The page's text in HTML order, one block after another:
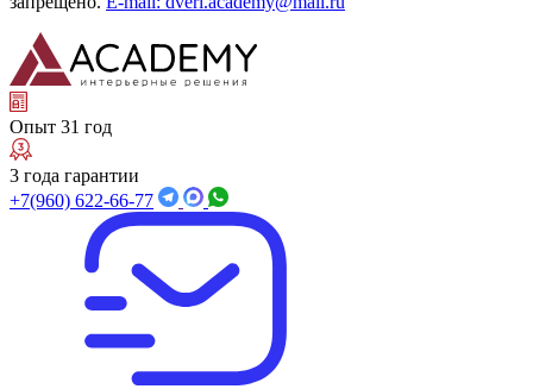
Опыт 31 год
3 года гарантии
+7(960) 622-66-77